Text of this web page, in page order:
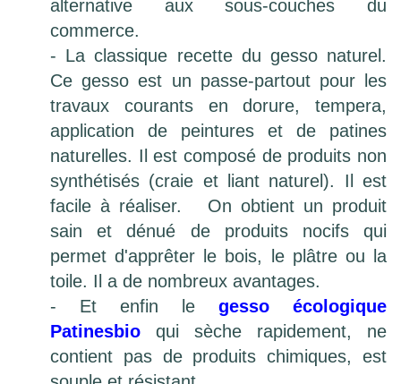
alternative aux sous-couches du
commerce.
- La classique recette du gesso naturel.
Ce gesso est un passe-partout pour les
travaux courants en dorure, tempera,
application de peintures et de patines
naturelles. Il est composé de produits non
synthétisés (craie et liant naturel). Il est
facile à réaliser. On obtient un produit
sain et dénué de produits nocifs qui
permet d'apprêter le bois, le plâtre ou la
toile. Il a de nombreux avantages.
- Et enfin le gesso écologique
Patinesbio qui sèche rapidement, ne
contient pas de produits chimiques, est